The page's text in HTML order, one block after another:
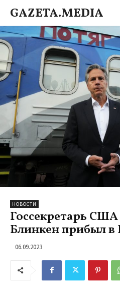
GAZETA.MEDIA
НОВОСТИ
Госсекретарь
Блинкен прибыл в
06.09.2023